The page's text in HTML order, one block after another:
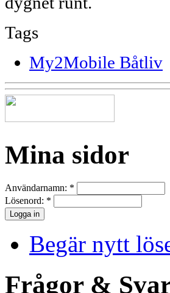
Tags
My2Mobile Båtliv
Mina sidor
Användarnamn: *
Lösenord: *
Begär nytt
Frågor &